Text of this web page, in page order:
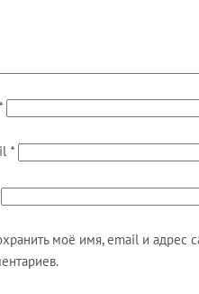
*
*
моё имя, email и адрес